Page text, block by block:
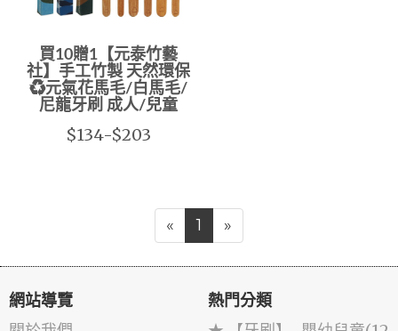
買10贈1【元泰竹藝
社】手工竹製 天然環保
♻️元氣花馬毛/白馬毛/
尼龍牙刷 成人/兒童
$134-$203
« 1 »
網站導覽 熱門分類